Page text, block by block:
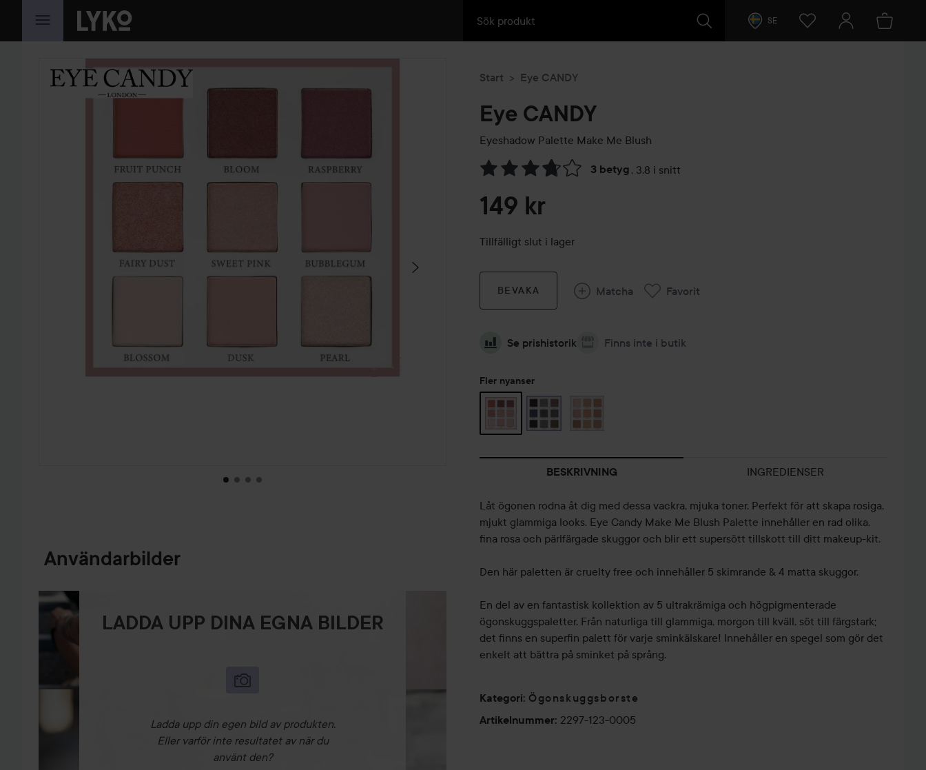
HOPPA TILL INNEHÅLLET SE
HOPPA ÖVER SEKTIONEN
Användarbilder
LADDA UPP DINA EGNA BILDER
Ladda upp din egen bild av produkten.
Eller varför inte resultatet av när du
använt den?
Start Eye CANDY
Eye CANDY
Eyeshadow Palette Make Me Blush
3 betyg , 3.8 i snitt
Hoppa till Betyg & kommentarer
149 kr
Tillfälligt slut i lager
BEVAKA Matcha Favorit
Se prishistorik Finns inte i butik
Fler nyanser
BESKRIVNING INGREDIENSER
Låt ögonen rodna åt dig med dessa vackra, mjuka toner. Perfekt för att skapa rosiga,
mjukt glammiga looks. Eye Candy Make Me Blush Palette innehåller en rad olika,
fina rosa och pärlfärgade skuggor och blir ett supersött tillskott till ditt makeup-kit.
Den här paletten är cruelty free och innehåller 5 skimrande & 4 matta skuggor.
En del av en fantastisk kollektion av 5 ultrakrämiga och högpigmenterade
ögonskuggspaletter. Från naturliga till glammiga, morgon till kväll, söt till färgstark;
det finns en superfin palett för varje sminkälskare! Innehåller en spegel som gör det
enkelt att bättra på sminket på språng.
Kategori: Ögonskuggsborste
Artikelnummer: 2297-123-0005